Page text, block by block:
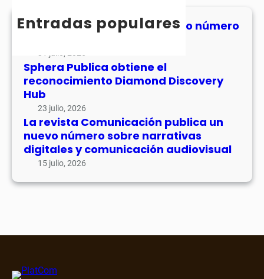
h
Entradas populares
MHJournal publica el segundo número
Sphera Publica obtiene el
reconocimiento Diamond Discovery
Hub
23 julio, 2026
La revista Comunicación publica un
nuevo número sobre narrativas
digitales y comunicación audiovisual
15 julio, 2026